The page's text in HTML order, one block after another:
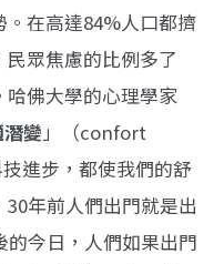
在高達84%人口都擠
眾焦慮的比例多了
佛大學的心理學家
變」（confort
進步，都使我們的舒
年前人們出門就是出
的今日，人們如果出門